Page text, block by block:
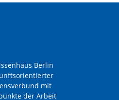
Berlin
mit
der Arbeit